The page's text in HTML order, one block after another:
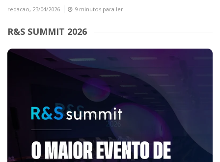
redacao, 23/04/2026 9 minutos para ler
R&S SUMMIT 2026